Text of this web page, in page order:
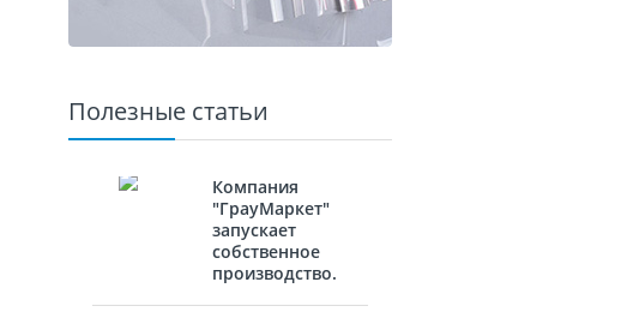
Полезные статьи
Компания
"ГрауМаркет"
запускает
собственное
производство.